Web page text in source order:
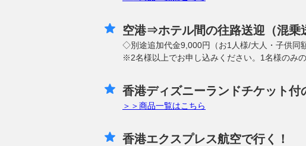
空港⇒ホテル間の往路送迎（混乗
◇別途追加代金9,000円（お1人様/大人・子供同
※2名様以上でお申し込みください。1名様のみ
香港ディズニーランドチケット付
＞＞商品一覧はこちら
香港エクスプレス航空で行く！